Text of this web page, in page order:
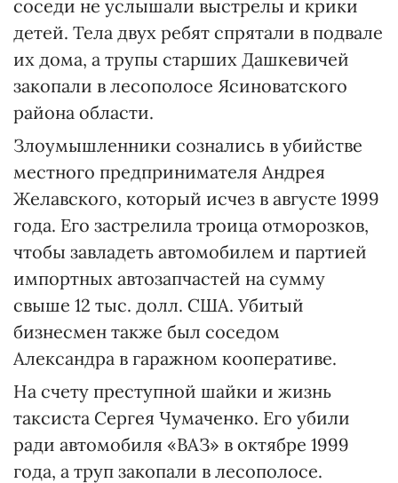
соседи не услышали выстрелы и крики
детей. Тела двух ребят спрятали в подвале
их дома, а трупы старших Дашкевичей
закопали в лесополосе Ясиноватского
района области.
Злоумышленники сознались в убийстве
местного предпринимателя Андрея
Желавского, который исчез в августе 1999
года. Его застрелила троица отморозков,
чтобы завладеть автомобилем и партией
импортных автозапчастей на сумму
свыше 12 тыс. долл. США. Убитый
бизнесмен также был соседом
Александра в гаражном кооперативе.
На счету преступной шайки и жизнь
таксиста Сергея Чумаченко. Его убили
ради автомобиля «ВАЗ» в октябре 1999
года, а труп закопали в лесополосе.